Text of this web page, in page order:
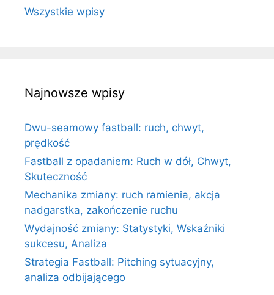
Wszystkie wpisy
Najnowsze wpisy
Dwu-seamowy fastball: ruch, chwyt,
prędkość
Fastball z opadaniem: Ruch w dół, Chwyt,
Skuteczność
Mechanika zmiany: ruch ramienia, akcja
nadgarstka, zakończenie ruchu
Wydajność zmiany: Statystyki, Wskaźniki
sukcesu, Analiza
Strategia Fastball: Pitching sytuacyjny,
analiza odbijającego